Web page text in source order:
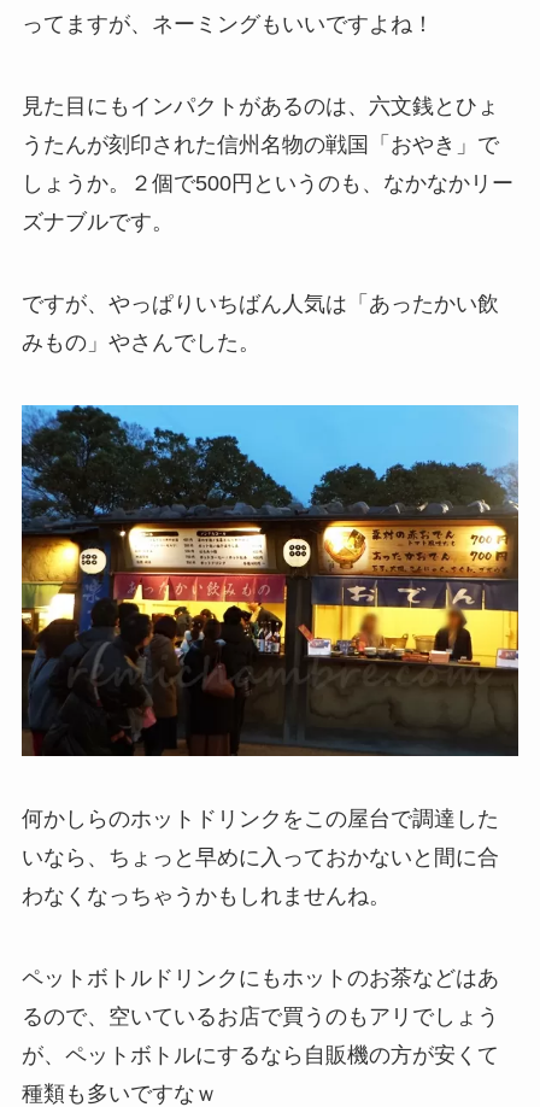
ってますが、ネーミングもいいですよね！
見た目にもインパクトがあるのは、六文銭とひょ
うたんが刻印された信州名物の戦国「おやき」で
しょうか。２個で500円というのも、なかなかリー
ズナブルです。
ですが、やっぱり いちばん人気は「あったかい飲
みもの」やさんでした。
何かしらのホットドリンクをこの屋台で調達した
いなら、ちょっと早めに入っておかないと間に合
わなくなっちゃうかもしれませんね。
ペットボトルドリンクにもホットのお茶などはあ
るので、空いているお店で買うのもアリでしょう
が、ペットボトルにするなら自販機の方が安くて
種類も多いですなｗ